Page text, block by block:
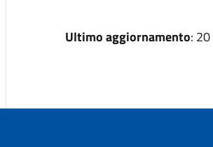
Ultimo aggiornamento: